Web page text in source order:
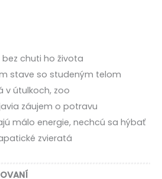
chuti ho života
stave so studeným telom
v útulkoch, zoo
záujem o potravu
málo energie, nechcú sa hýbať
zvieratá